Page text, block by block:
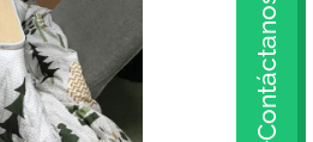
Contáctanos